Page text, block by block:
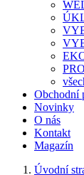
Obchodní
Novinky
O nás
Kontakt
Magazín
Úvodní